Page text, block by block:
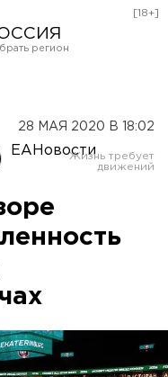
[18+]
28 МАЯ 2020 В 18:02
ЕАНовости